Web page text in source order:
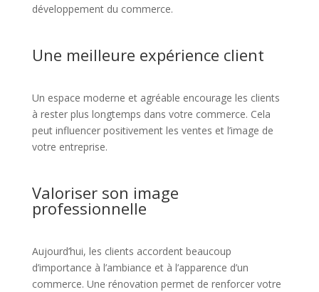
développement du commerce.
Une meilleure expérience client
Un espace moderne et agréable encourage les clients
à rester plus longtemps dans votre commerce. Cela
peut influencer positivement les ventes et l’image de
votre entreprise.
Valoriser son image
professionnelle
Aujourd’hui, les clients accordent beaucoup
d’importance à l’ambiance et à l’apparence d’un
commerce. Une rénovation permet de renforcer votre